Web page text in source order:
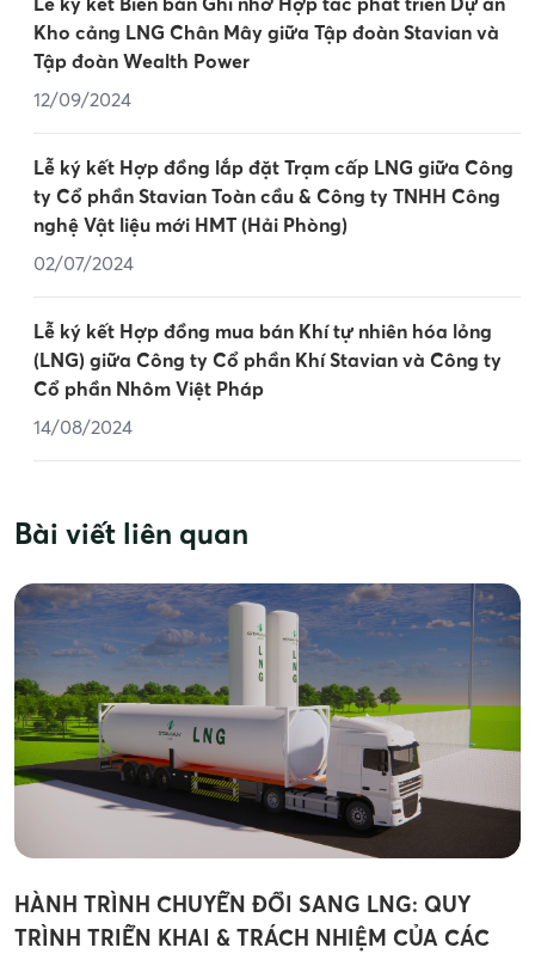
Kho cảng LNG Chân Mây giữa Tập đoàn Stavian và
Tập đoàn Wealth Power
12/09/2024
Lễ ký kết Hợp đồng lắp đặt Trạm cấp LNG giữa Công
ty Cổ phần Stavian Toàn cầu & Công ty TNHH Công
nghệ Vật liệu mới HMT (Hải Phòng)
02/07/2024
Lễ ký kết Hợp đồng mua bán Khí tự nhiên hóa lỏng
(LNG) giữa Công ty Cổ phần Khí Stavian và Công ty
Cổ phần Nhôm Việt Pháp
14/08/2024
Bài viết liên quan
HÀNH TRÌNH CHUYỂN ĐỔI SANG LNG: QUY
TRÌNH TRIỂN KHAI & TRÁCH NHIỆM CỦA CÁC